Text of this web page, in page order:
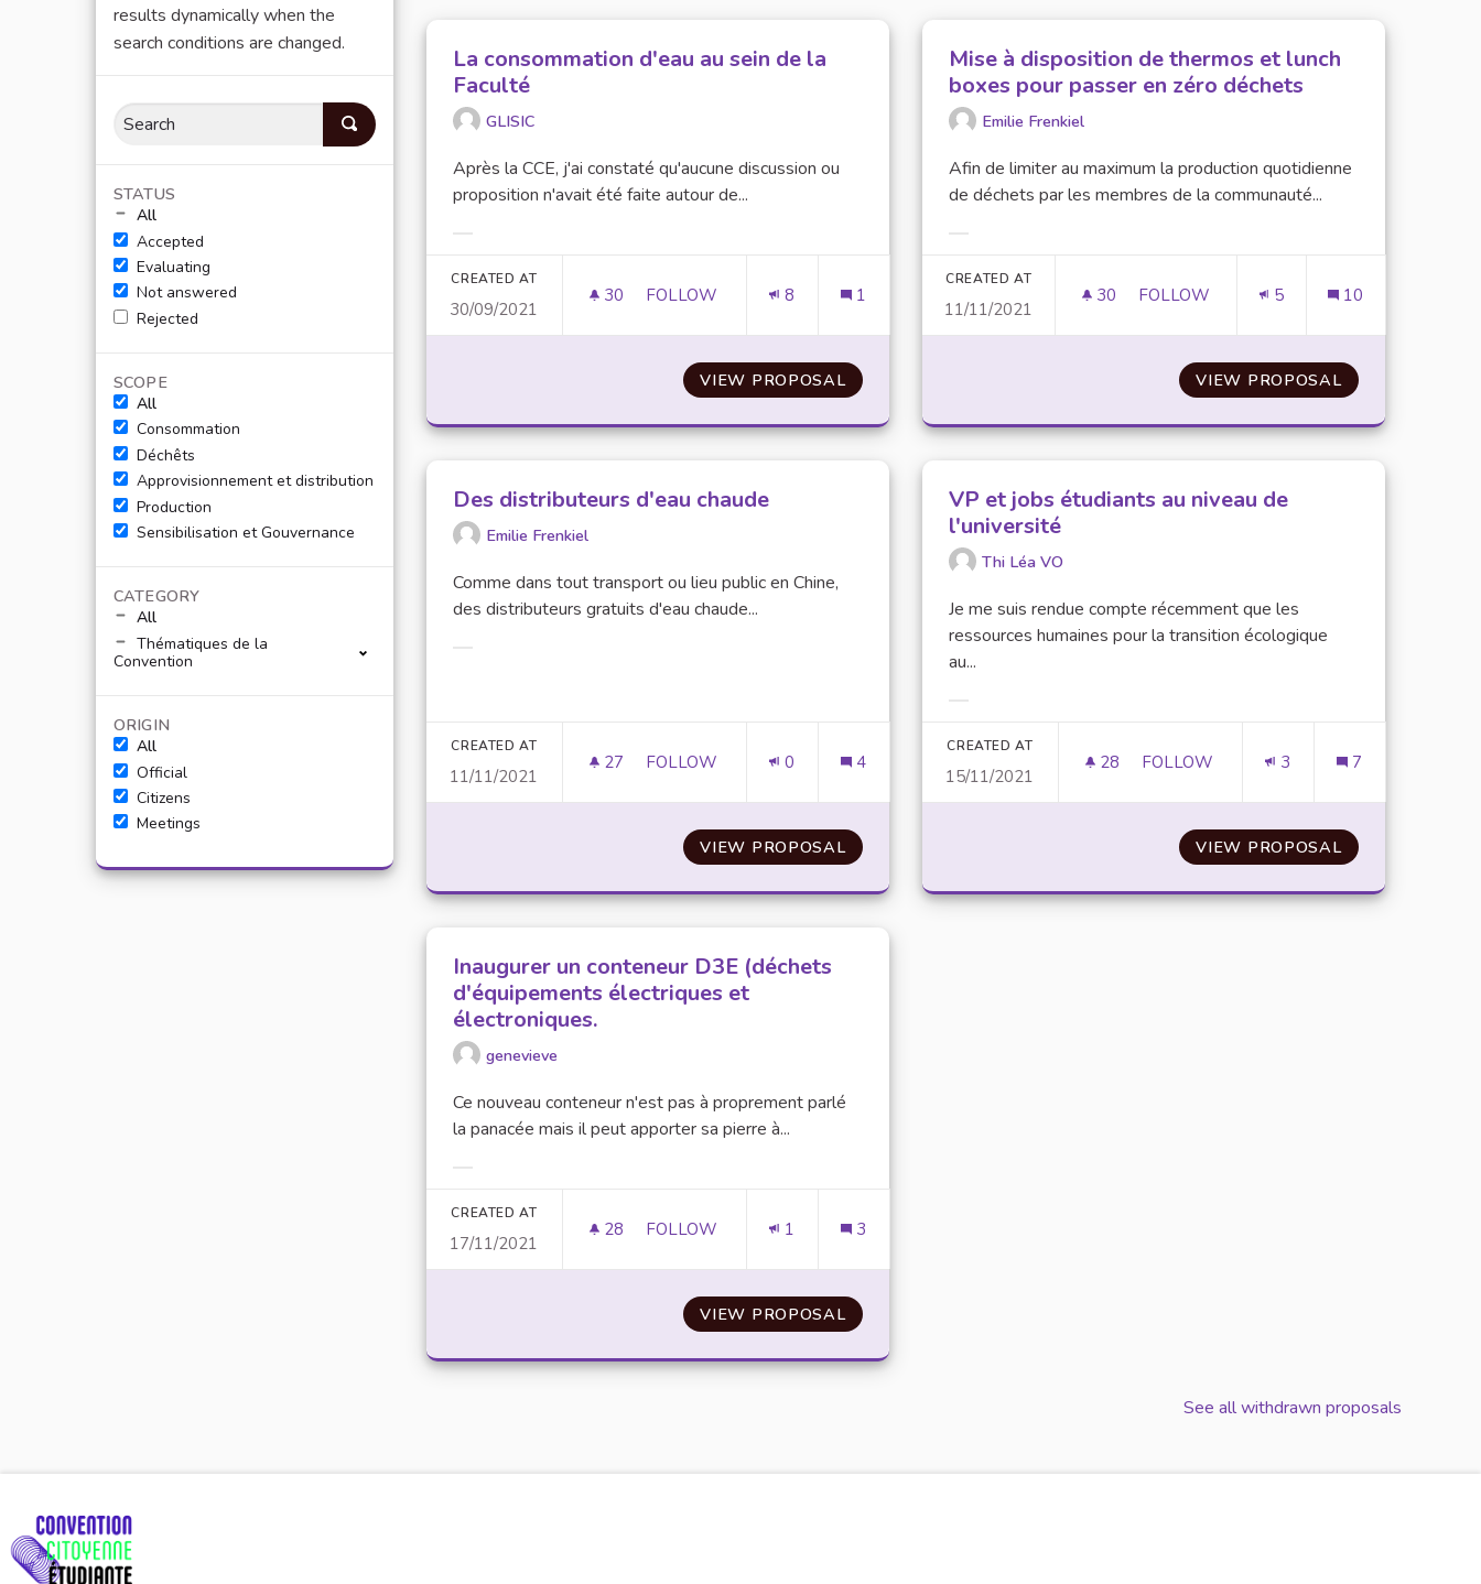
results dynamically when the
search conditions are changed.
STATUS
All
Accepted
Evaluating
Not answered
Rejected
SCOPE
All
Consommation
Déchêts
Approvisionnement et distribution
Production
Sensibilisation et Gouvernance
CATEGORY
All
Thématiques de la
Convention
ORIGIN
All
Official
Citizens
Meetings
La consommation d'eau au sein de la
Faculté
GLISIC
Après la CCE, j'ai constaté qu'aucune discussion ou
proposition n'avait été faite autour de...
CREATED AT
30/09/2021
30 30 FOLLOWERS
FOLLOW
LA CONSOMMATION D'EAU AU SEIN DE LA FACULTÉ
8 1
VIEW PROPOSALLA CONSOMMATION D'EAU AU SEIN DE LA FACULTÉ
Mise à disposition de thermos et lunch
boxes pour passer en zéro déchets
Emilie Frenkiel
Afin de limiter au maximum la production quotidienne
de déchets par les membres de la communauté...
CREATED AT
11/11/2021
30 30 FOLLOWERS
FOLLOW 5 10
VIEW PROPOSALMISE À
Des distributeurs d'eau chaude
Emilie Frenkiel
Comme dans tout transport ou lieu public en Chine,
des distributeurs gratuits d'eau chaude...
CREATED AT
11/11/2021
27 27 FOLLOWERS
FOLLOW
DES DISTRIBUTEURS D'EAU CHAUDE
0 4
VIEW PROPOSALDES DISTRIBUTEURS D'EAU CHAUDE
VP et jobs étudiants au niveau de
l'université
Thi Léa VO
Je me suis rendue compte récemment que les
ressources humaines pour la transition écologique
au...
CREATED AT
15/11/2021
28 28 FOLLOWERS
FOLLOW 3 7
VIEW PROPOSALVP ET JOBS
Inaugurer un conteneur D3E (déchets
d'équipements électriques et
électroniques.
genevieve
Ce nouveau conteneur n'est pas à proprement parlé
la panacée mais il peut apporter sa pierre à...
CREATED AT
17/11/2021
28 28 FOLLOWERS
FOLLOW 1 3
VIEW PROPOSALINAUGURER UN CONTENEUR D3E (DÉCHETS D'ÉQUIPEMENTS
See all withdrawn proposals